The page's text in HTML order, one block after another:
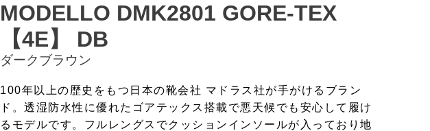
MODELLO DMK2801 GORE-TEX
【4E】 DB
ダークブラウン
100年以上の歴史をもつ日本の靴会社 マドラス社が手がけるブラン
ド。透湿防水性に優れたゴアテックス搭載で悪天候でも安心して履け
るモデルです。フルレングスでクッションインソールが入っており地